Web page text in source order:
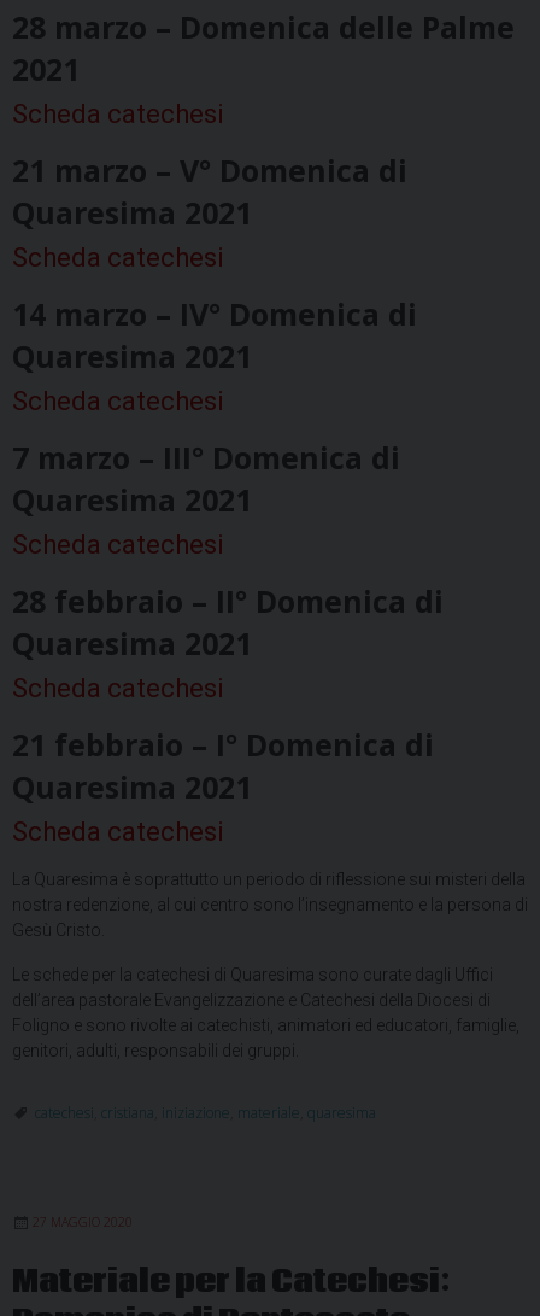
la
28 marzo – Domenica delle Palme
2021
Scheda catechesi
21 marzo – V° Domenica di
Quaresima 2021
Scheda catechesi
14 marzo – IV° Domenica di
Quaresima 2021
Scheda catechesi
7 marzo – III° Domenica di
Quaresima 2021
Scheda catechesi
28 febbraio – II° Domenica di
Quaresima 2021
Scheda catechesi
21 febbraio – I° Domenica di
Quaresima 2021
Scheda catechesi
La Quaresima è soprattutto un periodo di riflessione sui misteri della
nostra redenzione, al cui centro sono l’insegnamento e la persona di
Gesù Cristo.
Le schede per la catechesi di Quaresima sono curate dagli Uffici
dell’area pastorale Evangelizzazione e Catechesi della Diocesi di
Foligno e sono rivolte ai catechisti, animatori ed educatori, famiglie,
genitori, adulti, responsabili dei gruppi.
catechesi cristiana iniziazione materiale quaresima
27 MAGGIO 2020
Materiale per la Catechesi: